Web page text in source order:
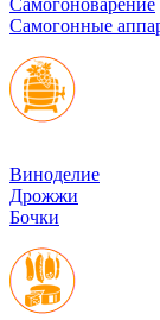
Cамогоноварение
Самогонные
Виноделие
Дрожжи
Бочки